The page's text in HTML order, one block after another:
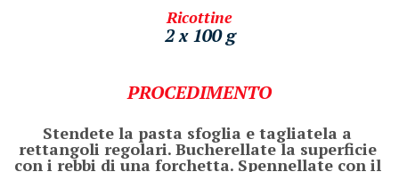
Ricottine
2 x 100 g
PROCEDIMENTO
Stendete la pasta sfoglia e tagliatela a
rettangoli regolari. Bucherellate la superficie
con i rebbi di una forchetta. Spennellate con il